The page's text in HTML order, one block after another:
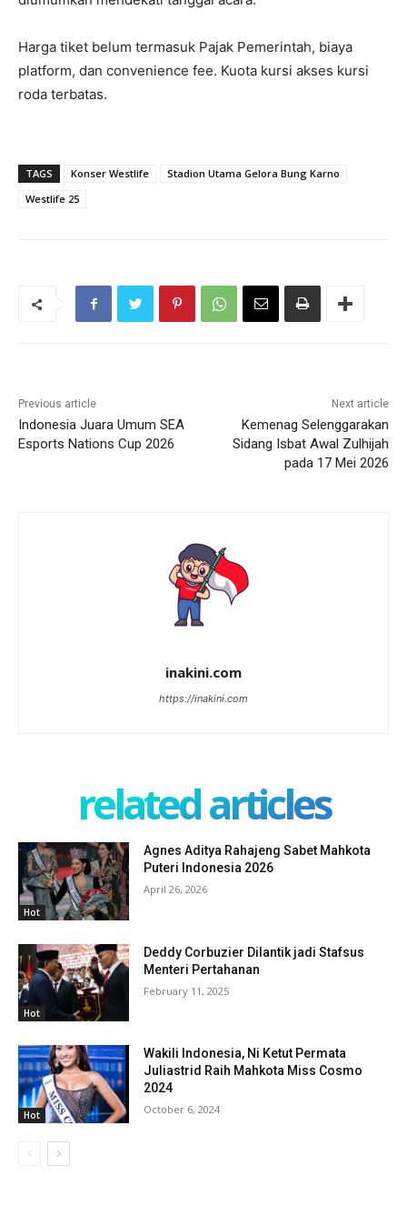
Harga tiket belum termasuk Pajak Pemerintah, biaya
platform, dan convenience fee. Kuota kursi akses kursi
roda terbatas.
TAGS Konser Westlife
Stadion Utama Gelora Bung Karno
Westlife 25
Previous article
Indonesia Juara Umum SEA
Esports Nations Cup 2026
Next article
Kemenag Selenggarakan
Sidang Isbat Awal Zulhijah
pada 17 Mei 2026
inakini.com
https://inakini.com
related articles
Hot
Agnes Aditya Rahajeng Sabet Mahkota
Puteri Indonesia 2026
April 26, 2026
Hot
Deddy Corbuzier Dilantik jadi Stafsus
Menteri Pertahanan
February 11, 2025
Hot
Wakili Indonesia, Ni Ketut Permata
Juliastrid Raih Mahkota Miss Cosmo
2024
October 6, 2024